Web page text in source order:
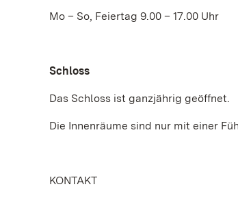
Mo – So, Feiertag 9.00 – 17.00 Uhr
Schloss
Das Schloss ist ganzjährig geöffnet.
Die Innenräume sind nur mit einer
KONTAKT